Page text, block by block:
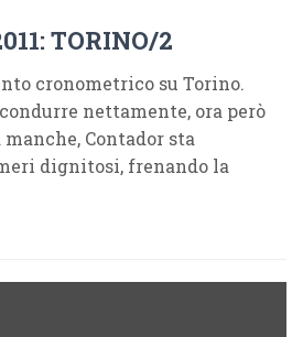
TORINO/2
cronometrico su Torino.
nettamente, ora però
Contador sta
dignitosi, frenando la